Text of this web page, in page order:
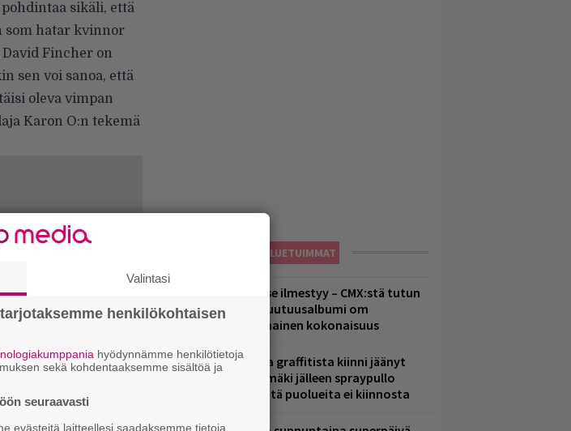
sikäli, että
som hatar kvinnor
Fincher on
sen voi sanoa, että
oleva vimpan
Karon O:n tekemä
LUETUIMMAT
Huomenna se ilmestyy – CMX:stä tutun
A.W. Yrjänän uutuusalbumi om
mammuttimainen kokonaisuus
Laittomasta graffitista kiinni jäänyt
Paavo Arhinmäki jälleen spraypullo
kädessä – näitä puolueita ei kiinnosta
Valintasi
henkilökohtaisen
hyödynnämme henkilötietoja
sekä kohdentaaksemme sisältöä ja
seuraavasti
evästeitä laitteellesi saadaksemme tietoja